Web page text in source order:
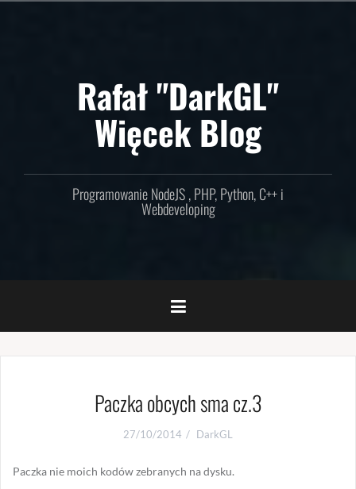
Rafał "DarkGL"
Więcek Blog
Programowanie NodeJS , PHP, Python, C++ i
Webdeveloping
Paczka obcych sma cz.3
27/10/2014 DarkGL
Paczka nie moich kodów zebranych na dysku.